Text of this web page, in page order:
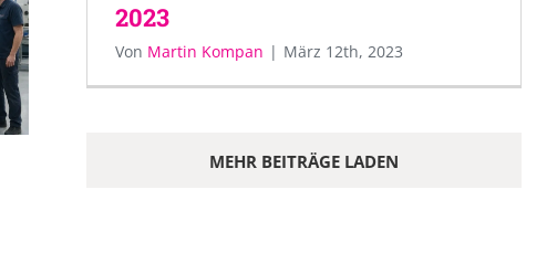
2023
Von Martin Kompan | März 12th, 2023
MEHR BEITRÄGE LADEN